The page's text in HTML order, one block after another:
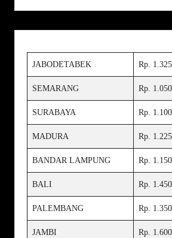
JABODETABEK Rp.
SEMARANG Rp.
SURABAYA Rp.
MADURA Rp.
BANDAR LAMPUNG Rp.
BALI Rp.
PALEMBANG Rp.
JAMBI Rp.